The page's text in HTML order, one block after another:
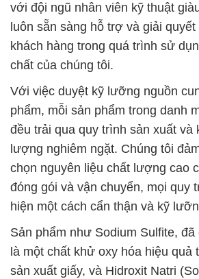
với đội ngũ nhân viên kỹ thuật
luôn sẵn sàng hỗ trợ và giải
khách hàng trong quá trình sử
chất của chúng tôi.
Với việc duyệt kỹ lưỡng nguồn
phẩm, mỗi sản phẩm trong danh
đều trải qua quy trình sản xuất và
lượng nghiêm ngặt. Chúng tôi
chọn nguyên liệu chất lượng cao
đóng gói và vận chuyển, mọi quy
hiện một cách cẩn thận và kỹ
Sản phẩm như Sodium Sulfite,
là một chất khử oxy hóa hiệu quả
sản xuất giấy, và Hidroxit Natri